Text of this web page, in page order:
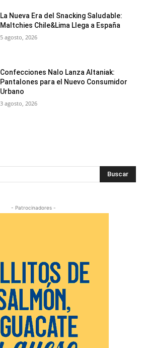
La Nueva Era del Snacking Saludable:
Maltchies Chile&Lima Llega a España
5 agosto, 2026
Confecciones Nalo Lanza Altaniak:
Pantalones para el Nuevo Consumidor
Urbano
3 agosto, 2026
Buscar
- Patrocinadores -